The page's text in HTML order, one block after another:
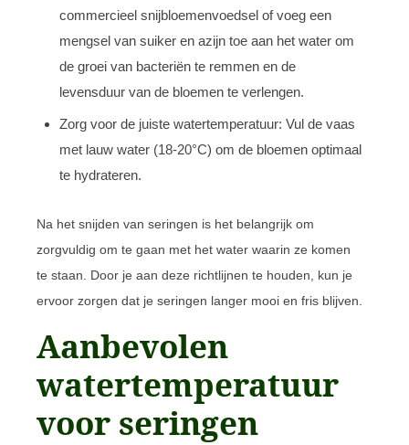
commercieel snijbloemenvoedsel of voeg een
mengsel van suiker en azijn toe aan het water om
de groei van bacteriën te remmen en de
levensduur van de bloemen te verlengen.
Zorg voor de juiste watertemperatuur: Vul de vaas
met lauw water (18-20°C) om de bloemen optimaal
te hydrateren.
Na het snijden van seringen is het belangrijk om
zorgvuldig om te gaan met het water waarin ze komen
te staan. Door je aan deze richtlijnen te houden, kun je
ervoor zorgen dat je seringen langer mooi en fris blijven.
Aanbevolen
watertemperatuur
voor seringen